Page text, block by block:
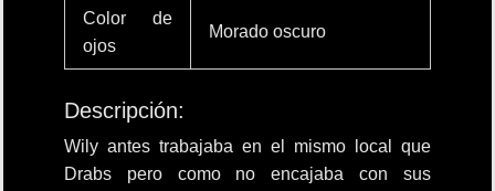
Color de
ojos
Morado oscuro
Descripción:
Wily antes trabajaba en el mismo local que
Drabs pero como no encajaba con sus